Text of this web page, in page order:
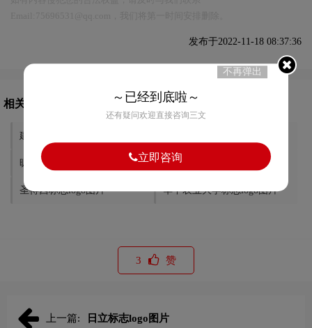
发布于2022-11-18 08:37:36
相关文章推荐
建党100周年标志logo图片
昵图网标志logo图片 世界粮食日标志logo图片
圣得西标志logo图片 华中农业大学标志logo图片
3 赞
上一篇: 日立标志logo图片
不再弹出
～已经到底啦～
还有疑问欢迎直接咨询三文
立即咨询